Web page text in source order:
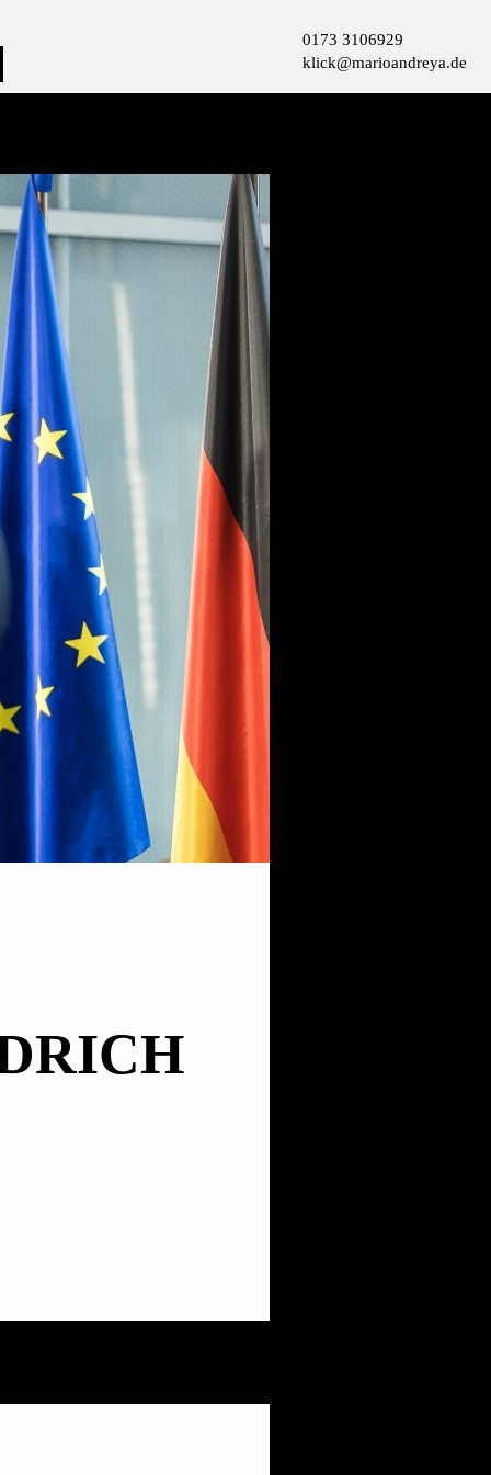
0173 3106929
klick@marioandreya.de